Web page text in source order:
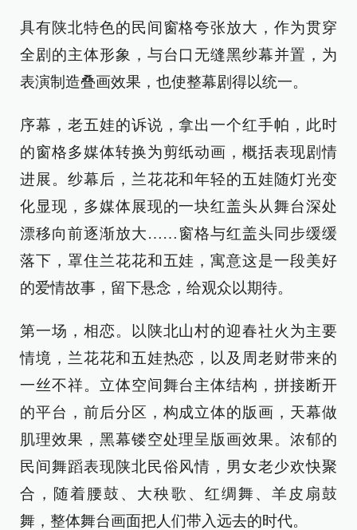
具有陕北特色的民间窗格夸张放大，作为贯穿
全剧的主体形象，与台口无缝黑纱幕并置，为
表演制造叠画效果，也使整幕剧得以统一。
序幕，老五娃的诉说，拿出一个红手帕，此时
的窗格多媒体转换为剪纸动画，概括表现剧情
进展。纱幕后，兰花花和年轻的五娃随灯光变
化显现，多媒体展现的一块红盖头从舞台深处
漂移向前逐渐放大……窗格与红盖头同步缓缓
落下，罩住兰花花和五娃，寓意这是一段美好
的爱情故事，留下悬念，给观众以期待。
第一场，相恋。以陕北山村的迎春社火为主要
情境，兰花花和五娃热恋，以及周老财带来的
一丝不祥。立体空间舞台主体结构，拼接断开
的平台，前后分区，构成立体的版画，天幕做
肌理效果，黑幕镂空处理呈版画效果。浓郁的
民间舞蹈表现陕北民俗风情，男女老少欢快聚
合，随着腰鼓、大秧歌、红绸舞、羊皮扇鼓
舞，整体舞台画面把人们带入远去的时代。